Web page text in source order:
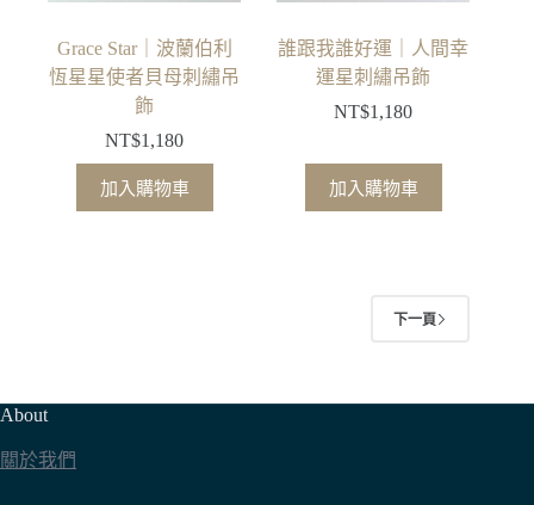
Grace Star｜波蘭伯利
恆星星使者貝母刺繡吊
飾
NT$1,180
加入購物車
誰跟我誰好運｜人間幸
運星刺繡吊飾
NT$1,180
加入購物車
下一頁
About
關於我們